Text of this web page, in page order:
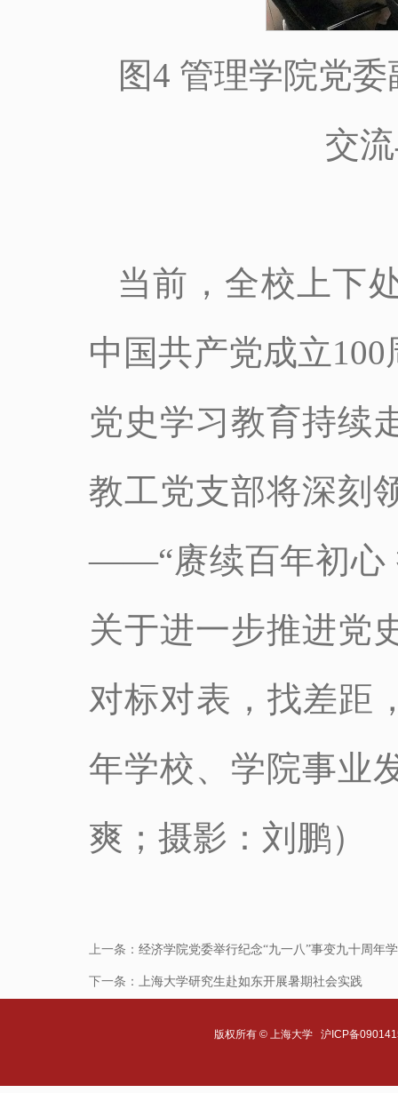
图4 管理学院党
交
当前，全校上下
中国共产党成立
党史学习教育持续
教工党支部将深刻
——“赓续百年初心
关于进一步推进党
对标对表，找差距
年学校、学院事业
爽；摄影：刘鹏）
上一条： 经济学院党委举行纪念“九一八”事变九十周年
下一条： 上海大学研究生赴如东开展暑期社会实践
版权所有 ©上海大学 沪ICP备